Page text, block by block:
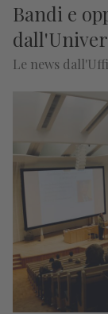
Bandi e
Le news